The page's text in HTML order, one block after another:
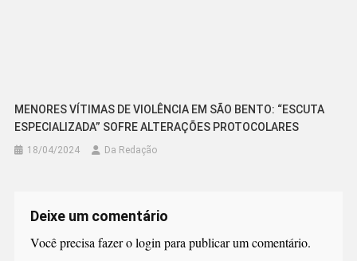
MENORES VÍTIMAS DE VIOLÊNCIA EM SÃO BENTO: “ESCUTA
ESPECIALIZADA” SOFRE ALTERAÇÕES PROTOCOLARES
18/04/2024 Da Redação
Deixe um comentário
Você precisa fazer ologin para publicar um comentário.